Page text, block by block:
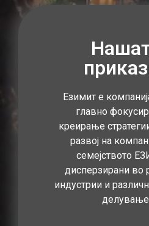
Езимит е
главно
креирање
развој на
семејството
дисперзирани во
индустрии и